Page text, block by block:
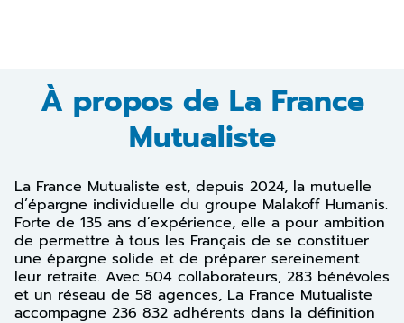
À propos de La France
Mutualiste
La France Mutualiste est, depuis 2024, la mutuelle
d’épargne individuelle du groupe Malakoff Humanis.
Forte de 135 ans d’expérience, elle a pour ambition
de permettre à tous les Français de se constituer
une épargne solide et de préparer sereinement
leur retraite. Avec 504 collaborateurs, 283 bénévoles
et un réseau de 58 agences, La France Mutualiste
accompagne 236 832 adhérents dans la définition